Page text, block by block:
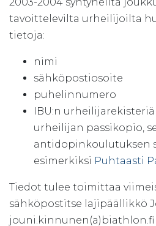
tavoittelevilta urheilijoilta
tietoja:
nimi
sähköpostiosoite
puhelinnumero
IBU:n
urheilijan passikopio,
antidopinkoulutuksen
esimerkiksi Puhtaasti
Tiedot tulee toimittaa
sähköpostitse lajipäällikkö
jouni.kinnunen(a)biathlon.fi .